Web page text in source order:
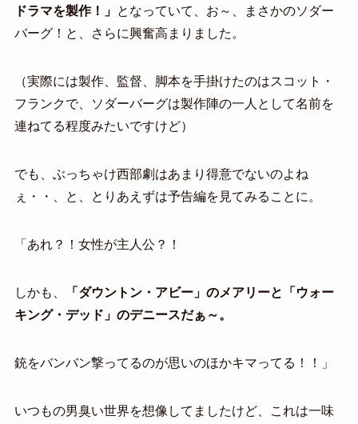
ドラマを製作！」 となっていて、お～、まさかのソダー
バーグ！と、さらに興奮高まりました。
（実際には製作、監督、脚本を手掛けたのはスコット・
フランクで、ソダーバーグは製作陣の一人として名前を
連ねてる程度みたいですけど）
でも、ぶっちゃけ西部劇はあまり得意でないのよね
ぇ・・、と、とりあえずは予告編を見てみることに。
「あれ？！女性が主人公？！
しかも、 「ダウントン・ アビー」のメアリーと「ウォー
キング・デッド」のデニースだぁ～。
銃をバンバン撃ってるのが思いのほかキマってる！！」
いつもの男臭い世界を想像してましたけど、これは一味